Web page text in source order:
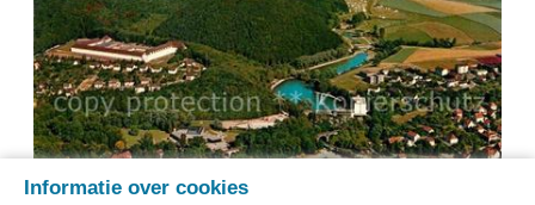
Informatie over cookies